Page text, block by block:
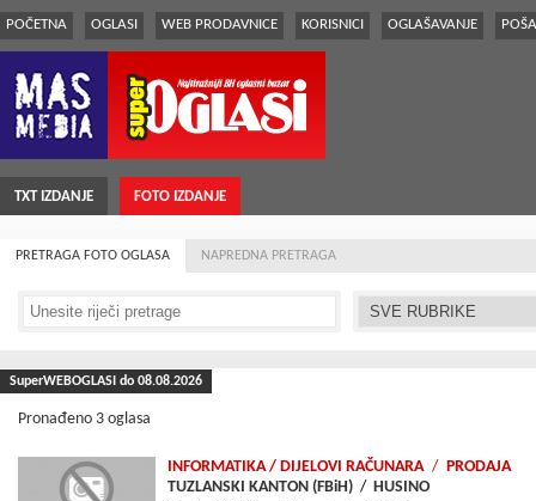
POČETNA OGLASI WEB PRODAVNICE KORISNICI OGLAŠAVANJE
TXT IZDANJE FOTO IZDANJE
PRETRAGA FOTO OGLASA NAPREDNA PRETRAGA
SuperWEBOGLASI do 08.08.2026
Pronađeno 3 oglasa
INFORMATIKA/ DIJELOVI RAČUNARA / PRODAJA
TUZLANSKI KANTON (FBiH) / HUSINO